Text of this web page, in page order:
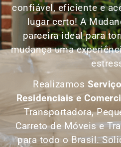
confiável, eficiente e
lugar certo! A
parceira ideal para
mudança uma
Realizamos
Residenciais e
Transportadora,
Carreto de Móveis e
para todo o Brasil.